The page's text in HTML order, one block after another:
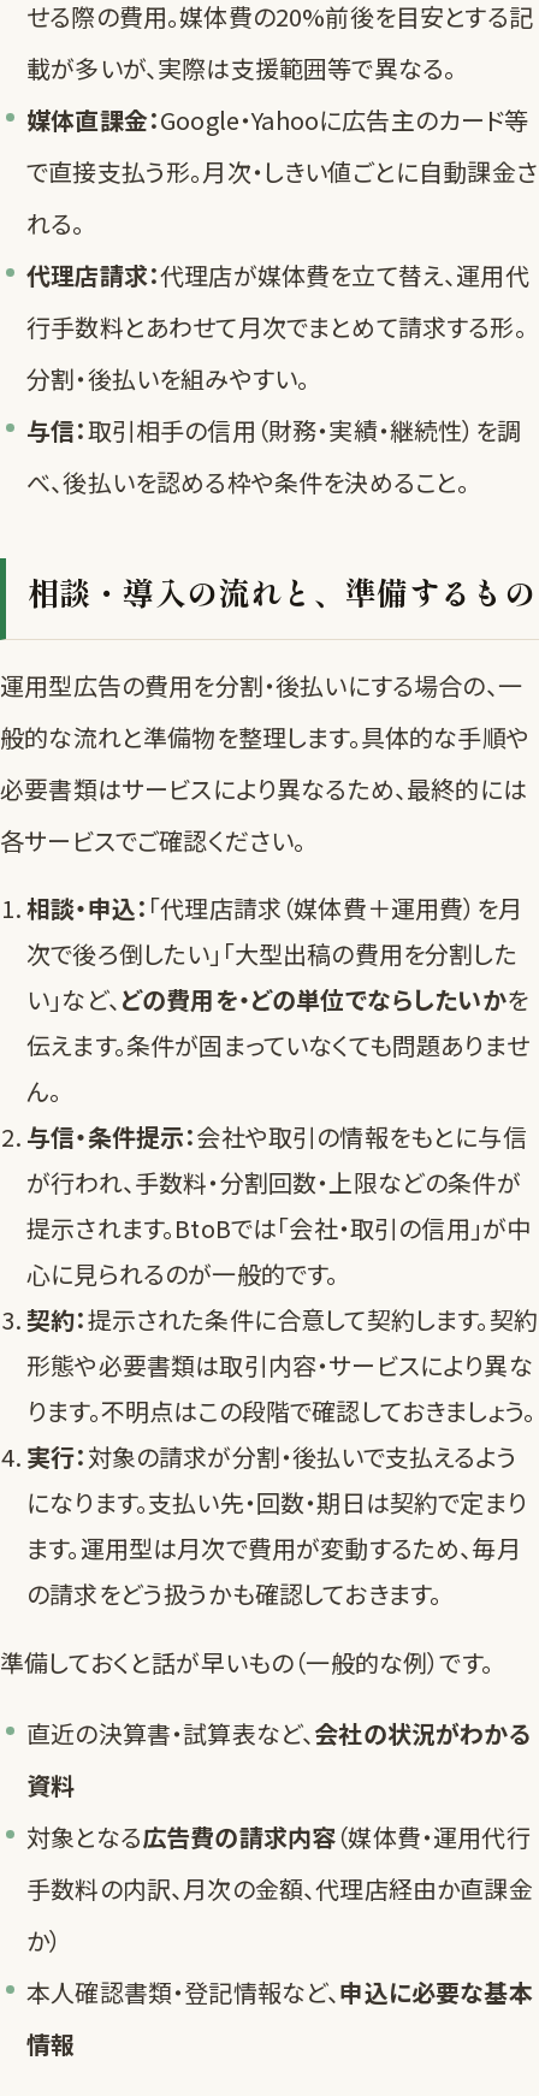
せる際の費用。媒体費の20%前後を目安とする記
載が多いが、実際は支援範囲等で異なる。
媒体直課金：Google・Yahooに広告主のカード等
で直接支払う形。月次・しきい値ごとに自動課金さ
れる。
代理店請求：代理店が媒体費を立て替え、運用代
行手数料とあわせて月次でまとめて請求する形。
分割・後払いを組みやすい。
与信：取引相手の信用（財務・実績・継続性）を調
べ、後払いを認める枠や条件を決めること。
相談・導入の流れと、準備するもの
運用型広告の費用を分割・後払いにする場合の、一
般的な流れと準備物を整理します。具体的な手順や
必要書類はサービスにより異なるため、最終的には
各サービスでご確認ください。
相談・申込： 「代理店請求（媒体費＋運用費）を月
次で後ろ倒したい」「大型出稿の費用を分割した
い」など、どの費用を・どの単位でならしたいかを
伝えます。条件が固まっていなくても問題ありませ
ん。
与信・条件提示：会社や取引の情報をもとに与信
が行われ、手数料・分割回数・上限などの条件が
提示されます。BtoBでは「会社・取引の信用」が中
心に見られるのが一般的です。
契約：提示された条件に合意して契約します。契約
形態や必要書類は取引内容・サービスにより異な
ります。不明点はこの段階で確認しておきましょう。
実行：対象の請求が分割・後払いで支払えるよう
になります。支払い先・回数・期日は契約で定まり
ます。運用型は月次で費用が変動するため、毎月
の請求をどう扱うかも確認しておきます。
準備しておくと話が早いもの（一般的な例）です。
直近の決算書・試算表など、会社の状況がわかる
資料
対象となる広告費の請求内容（媒体費・運用代行
手数料の内訳、月次の金額、代理店経由か直課金
か）
本人確認書類・登記情報など、申込に必要な基本
情報